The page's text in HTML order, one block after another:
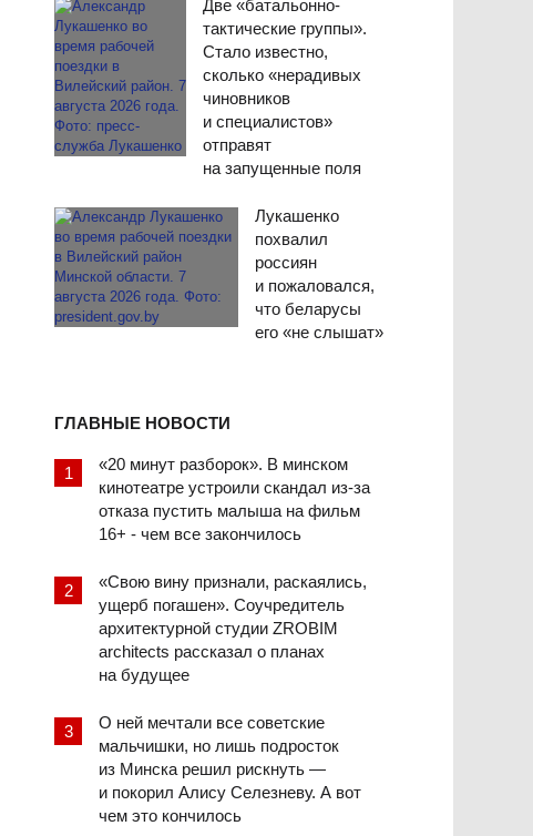
Две «батальонно-
тактические группы».
Стало известно,
сколько «нерадивых
чиновников
и специалистов»
отправят
на запущенные поля
Лукашенко
похвалил
россиян
и пожаловался,
что беларусы
его «не слышат»
ГЛАВНЫЕ НОВОСТИ
«20 минут разборок». В минском
кинотеатре устроили скандал из-за
отказа пустить малыша на фильм
16+ - чем все закончилось
«Свою вину признали, раскаялись,
ущерб погашен». Соучредитель
архитектурной студии ZROBIM
architects рассказал о планах
на будущее
О ней мечтали все советские
мальчишки, но лишь подросток
из Минска решил рискнуть —
и покорил Алису Селезневу. А вот
чем это кончилось